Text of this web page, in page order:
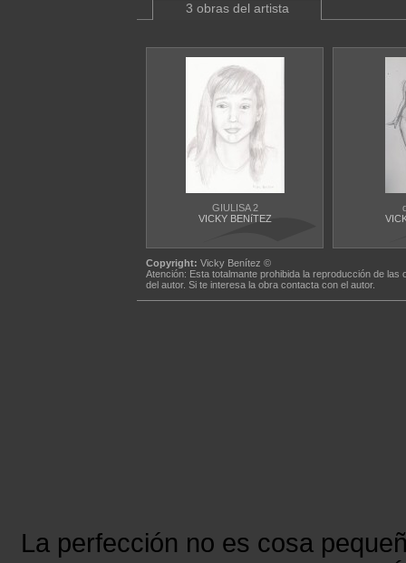
3 obras del artista
GIULISA 2
VICKY BENíTEZ
Copyright: Vicky Benítez ©
Atención: Esta totalmante prohibida la reproducción de
del autor. Si te interesa la obra contacta con el autor.
La perfección no es cosa